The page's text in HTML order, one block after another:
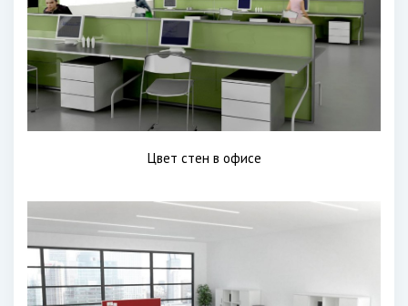
Цвет стен в офисе